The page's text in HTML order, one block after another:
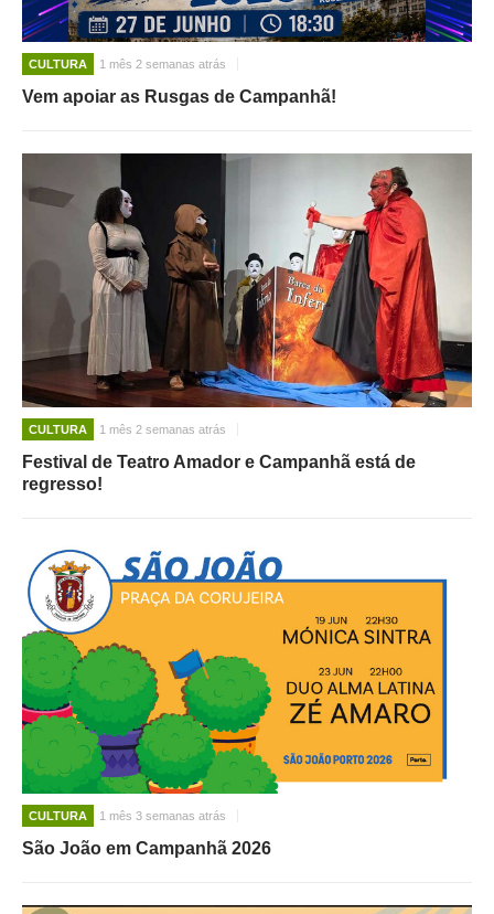
CULTURA 1 mês 2 semanas atrás
Vem apoiar as Rusgas de Campanhã!
CULTURA 1 mês 2 semanas atrás
Festival de Teatro Amador e Campanhã está de
regresso!
CULTURA 1 mês 3 semanas atrás
São João em Campanhã 2026